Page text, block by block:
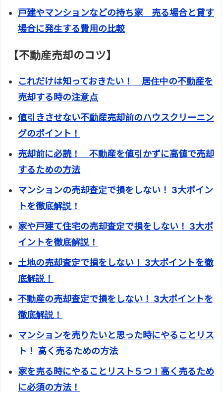
戸建やマンションなどの持ち家 売る場合と貸す
場合に発生する費用の比較
【不動産売却のコツ】
これだけは知っておきたい！ 居住中の不動産を
売却する時の注意点
値引きさせない不動産売却前のハウスクリーニン
グのポイント！
売却前に必読！ 不動産を値引かずに高値で売却
するための方法
マンションの売却査定で損をしない！ 3大ポイン
トを徹底解説！
家や戸建て住宅の売却査定で損をしない！ 3大ポ
イントを徹底解説！
土地の売却査定で損をしない！ 3大ポイントを徹
底解説！
不動産の売却査定で損をしない！ 3大ポイントを
徹底解説！
マンションを売りたいと思った時にやることリス
ト！ 高く売るための方法
家を売る時にやることリスト５つ！高く売るため
に必須の方法！